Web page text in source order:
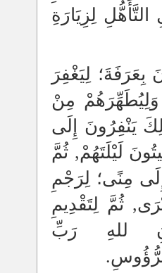
لِزِيَارَةِ
بِعَرَفَةَ؛ لِيَغْفِرَ
وَلِيُطَهِّرَهُمْ مِنْ
يَنْفِرُونَ إِلَى
لَيْلَتَهُمْ, ثُمَّ
مِنًى؛ لِرَجْمِ
ثُمَّ لِتَقْدِيمِ
للهِ رَبِّ